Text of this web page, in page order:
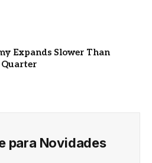
Expands Slower Than
para Novidades